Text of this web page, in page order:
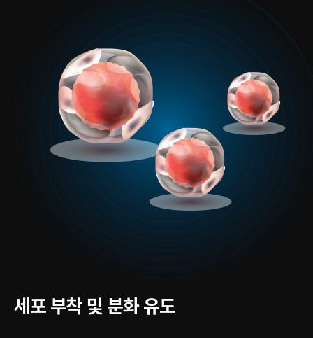
세포 부착 및 분화 유도